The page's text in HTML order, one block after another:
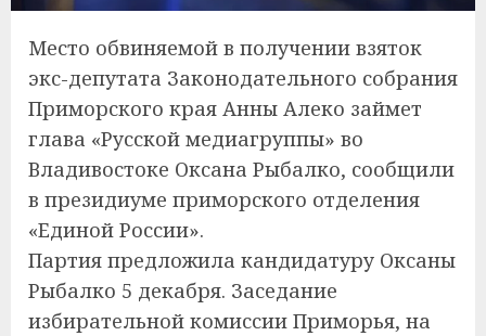
Место обвиняемой в получении взяток
экс-депутата Законодательного собрания
Приморского края Анны Алеко займет
глава «Русской медиагруппы» во
Владивостоке Оксана Рыбалко, сообщили
в президиуме приморского отделения
«Единой России».
Партия предложила кандидатуру Оксаны
Рыбалко 5 декабря. Заседание
избирательной комиссии Приморья, на